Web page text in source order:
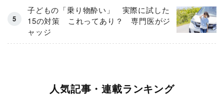
子どもの「乗り物酔い」 実際に試した
15の対策 これってあり？ 専門医がジ
ャッジ
人気記事・連載ランキング